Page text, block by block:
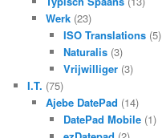
Werk(23)
ISO Translations (5)
Naturalis (3)
Vrijwilliger (3)
I.T. (75)
Ajebe DatePad (14)
DatePad Mobile (1)